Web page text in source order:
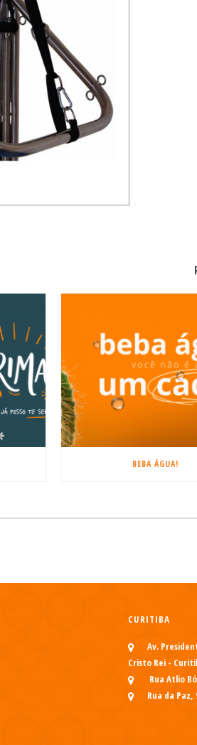
BEBA ÁGUA!
CURITIBA
Av.
Cristo Rei -
Rua Atlio
Rua da